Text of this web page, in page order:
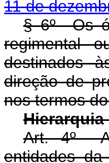
11 de
§ 6º Os
regimental
destinados
direção de
nos termos
Art. 4º
entidades